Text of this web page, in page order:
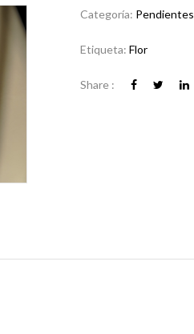
Categoría: Pendientes
Etiqueta:Flor
Share :